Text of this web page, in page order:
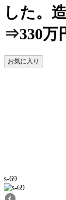
した。
⇒330万
お気に入り
s-69